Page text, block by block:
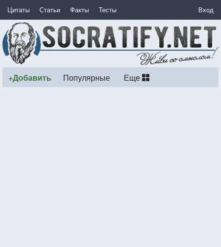
Цитаты Статьи Факты Тесты Вход
+Добавить Популярные Еще